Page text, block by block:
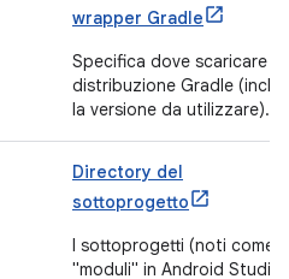
wrapper Gradle
Specifica dove scaricare la
distribuzione Gradle
la versione da utilizzare).
Directory del
sottoprogetto
I sottoprogetti (noti come
"moduli" in Android Studio)